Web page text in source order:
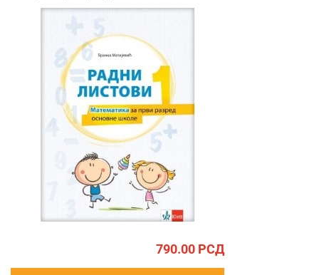
790.00 РСД